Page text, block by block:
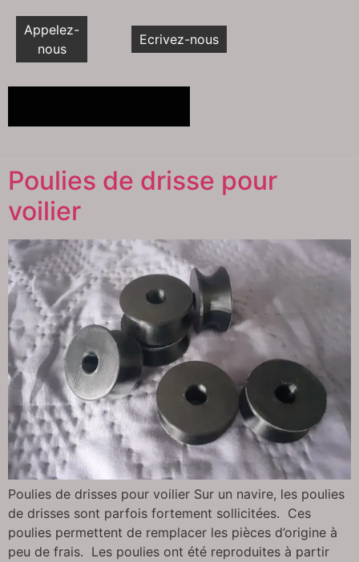
Appelez-
nous
Ecrivez-nous
Poulies de drisse pour
voilier
Poulies de drisses pour voilier Sur un navire, les poulies
de drisses sont parfois fortement sollicitées. Ces
poulies permettent de remplacer les pièces d’origine à
peu de frais. Les poulies ont été reproduites à partir